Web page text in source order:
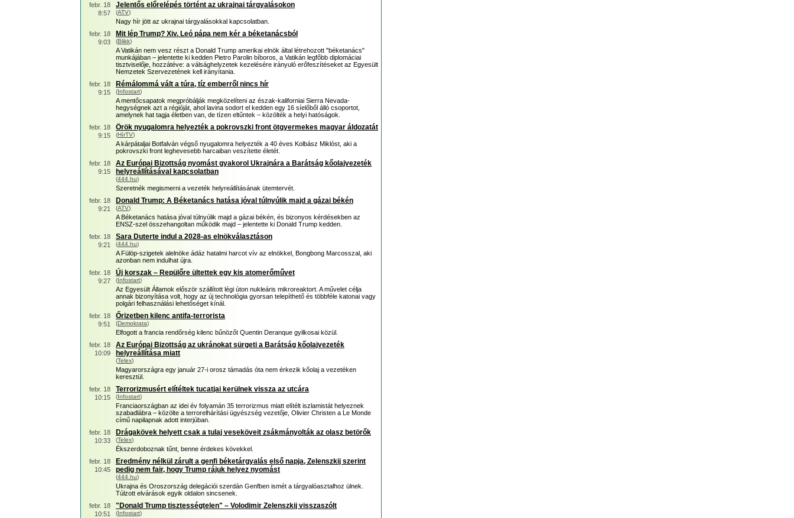
febr. 18
8:57
Jelentős előrelépés történt az ukrajnai tárgyalásokon
(ATV)
Nagy hír jött az ukrajnai tárgyalásokkal kapcsolatban.
febr. 18
9:03
Mit lép Trump? Xiv. Leó pápa nem kér a béketanácsból
(Blikk)
A Vatikán nem vesz részt a Donald Trump amerikai elnök által létrehozott "béketanács"
munkájában – jelentette ki kedden Pietro Parolin bíboros, a Vatikán legfőbb diplomáciai
tisztviselője, hozzátéve: a válsághelyzetek kezelésére irányuló erőfeszítéseket az Egyesült
Nemzetek Szervezetének kell irányítania.
febr. 18
9:15
Rémálommá vált a túra, tíz emberről nincs hír
(Infostart)
A mentőcsapatok megpróbálják megközelíteni az észak-kaliforniai Sierra Nevada-
hegységnek azt a régióját, ahol lavina sodort el kedden egy 16 síelőből álló csoportot,
amelynek hat tagja életben van, de tízen eltűntek – közölték a helyi hatóságok.
febr. 18
9:15
Örök nyugalomra helyezték a pokrovszki front ötgyermekes magyar áldozatát
(HírTV)
A kárpátaljai Botfalván végső nyugalomra helyezték a 40 éves Kolbász Miklóst, aki a
pokrovszki front leghevesebb harcaiban veszítette életét.
febr. 18
9:15
Az Európai Bizottság nyomást gyakorol Ukrajnára a Barátság kőolajvezeték
helyreállításával kapcsolatban
(444.hu)
Szeretnék megismerni a vezeték helyreállításának ütemtervét.
febr. 18
9:21
Donald Trump: A Béketanács hatása jóval túlnyúlik majd a gázai békén
(ATV)
A Béketanács hatása jóval túlnyúlik majd a gázai békén, és bizonyos kérdésekben az
ENSZ-szel összehangoltan működik majd – jelentette ki Donald Trump kedden.
febr. 18
9:21
Sara Duterte indul a 2028-as elnökválasztáson
(444.hu)
A Fülöp-szigetek alelnöke ádáz hatalmi harcot vív az elnökkel, Bongbong Marcosszal, aki
azonban nem indulhat újra.
febr. 18
9:27
Új korszak – Repülőre ültettek egy kis atomerőművet
(Infostart)
Az Egyesült Államok először szállított légi úton nukleáris mikroreaktort. A művelet célja
annak bizonyítása volt, hogy az új technológia gyorsan telepíthető és többféle katonai vagy
polgári felhasználási lehetőséget kínál.
febr. 18
9:51
Őrizetben kilenc antifa-terrorista
(Demokrata)
Elfogott a francia rendőrség kilenc bűnözőt Quentin Deranque gyilkosai közül.
febr. 18
10:09
Az Európai Bizottság az ukránokat sürgeti a Barátság kőolajvezeték
helyreállítása miatt
(Telex)
Magyarországra egy január 27-i orosz támadás óta nem érkezik kőolaj a vezetéken
keresztül.
febr. 18
10:15
Terrorizmusért elítéltek tucatjai kerülnek vissza az utcára
(Infostart)
Franciaországban az idei év folyamán 35 terrorizmus miatt elítélt iszlamistát helyeznek
szabadlábra – közölte a terrorelhárítási ügyészség vezetője, Olivier Christen a Le Monde
című napilapnak adott interjúban.
febr. 18
10:33
Drágakövek helyett csak a tulaj veseköveit zsákmányolták az olasz betörők
(Telex)
Ékszerdoboznak tűnt, benne érdekes kövekkel.
febr. 18
10:45
Eredmény nélkül zárult a genfi béketárgyalás első napja, Zelenszkij szerint
pedig nem fair, hogy Trump rájuk helyez nyomást
(444.hu)
Ukrajna és Oroszország delegációi szerdán Genfben ismét a tárgyalóasztalhoz ülnek.
Túlzott elvárások egyik oldalon sincsenek.
febr. 18
10:51
"Donald Trump tisztességtelen" – Volodimir Zelenszkij visszaszólt
(Infostart)